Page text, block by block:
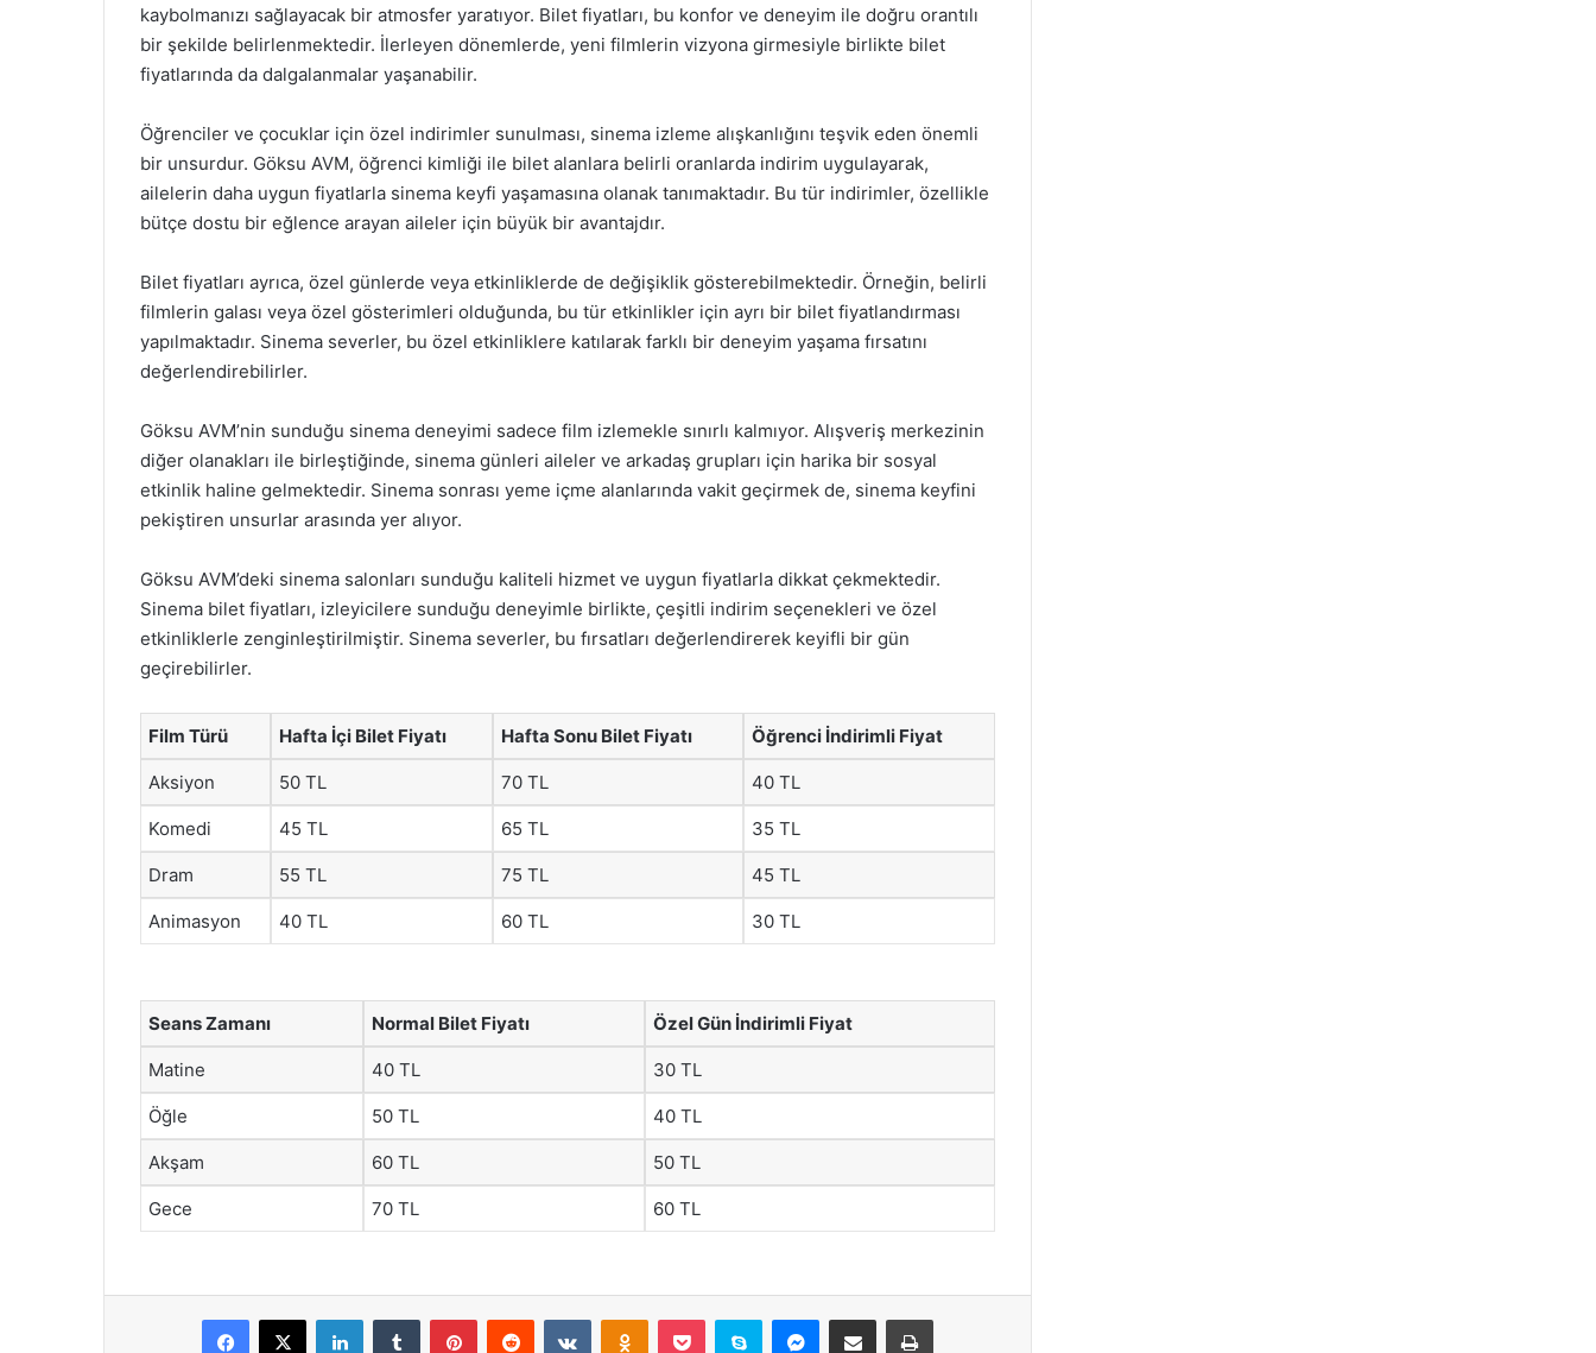
kaybolmanızı sağlayacak bir atmosfer yaratıyor. Bilet fiyatları, bu konfor ve deneyim ile doğru orantılı
bir şekilde belirlenmektedir. İlerleyen dönemlerde, yeni filmlerin vizyona girmesiyle birlikte bilet
fiyatlarında da dalgalanmalar yaşanabilir.
Öğrenciler ve çocuklar için özel indirimler sunulması, sinema izleme alışkanlığını teşvik eden önemli
bir unsurdur. Göksu AVM, öğrenci kimliği ile bilet alanlara belirli oranlarda indirim uygulayarak,
ailelerin daha uygun fiyatlarla sinema keyfi yaşamasına olanak tanımaktadır. Bu tür indirimler, özellikle
bütçe dostu bir eğlence arayan aileler için büyük bir avantajdır.
Bilet fiyatları ayrıca, özel günlerde veya etkinliklerde de değişiklik gösterebilmektedir. Örneğin, belirli
filmlerin galası veya özel gösterimleri olduğunda, bu tür etkinlikler için ayrı bir bilet fiyatlandırması
yapılmaktadır. Sinema severler, bu özel etkinliklere katılarak farklı bir deneyim yaşama fırsatını
değerlendirebilirler.
Göksu AVM’nin sunduğu sinema deneyimi sadece film izlemekle sınırlı kalmıyor. Alışveriş merkezinin
diğer olanakları ile birleştiğinde, sinema günleri aileler ve arkadaş grupları için harika bir sosyal
etkinlik haline gelmektedir. Sinema sonrası yeme içme alanlarında vakit geçirmek de, sinema keyfini
pekiştiren unsurlar arasında yer alıyor.
Göksu AVM’deki sinema salonları sunduğu kaliteli hizmet ve uygun fiyatlarla dikkat çekmektedir.
Sinema bilet fiyatları, izleyicilere sunduğu deneyimle birlikte, çeşitli indirim seçenekleri ve özel
etkinliklerle zenginleştirilmiştir. Sinema severler, bu fırsatları değerlendirerek keyifli bir gün
geçirebilirler.
Film Türü Hafta İçi Bilet Fiyatı Hafta Sonu Bilet Fiyatı Öğrenci İndirimli Fiyat
Aksiyon 50 TL 70 TL 40 TL
Komedi 45 TL 65 TL 35 TL
Dram 55 TL 75 TL 45 TL
Animasyon 40 TL 60 TL 30 TL
Seans Zamanı Normal Bilet Fiyatı Özel Gün İndirimli Fiyat
Matine 40 TL 30 TL
Öğle 50 TL 40 TL
Akşam 60 TL 50 TL
Gece 70 TL 60 TL
Facebook
X LinkedInTumblr PinterestReddit VKontakteOdnoklassniki
Pocket Skype Messenger
E-Posta ile paylaş Yazdır